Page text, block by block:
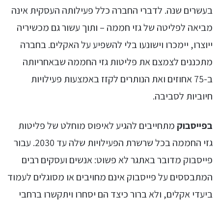
בעשרים שנה. לדברי החברה כלל פעילותה העסקית אינה
מביאה לפליטה של גזי חממה – ותוך עשור גם מכשיריה
ייוצרו, יימכרו וישונעו בלי להשפיע על האקלים. בחברה
מתכננים לצמצם את פליטות גזי החממה שבאחריותה
ב-75 אחוזים ואת הנותרים לקזז באמצעות פעילויות
חיוביות לסביבה.
בפייסבוק מתחייבים להגיע לאיפוס מוחלט של פליטות
גזי החממה בכל שרשרת הפעילויות שלה עד 2030. עבור
פייסבוק מדובר באתגר לא פשוט: אנשים ועסקים רבים
המתבססים על פייסבוק אינם מחויבים או מסוגלים לעמוד
ביעדי אקלים, ולא ברור כיצד הם יסחרו ויתקשרו ברחבי